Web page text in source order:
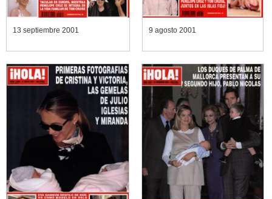
13 septiembre 2001 9 agosto 2001